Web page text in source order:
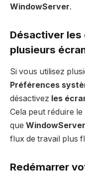
WindowServer.
Désactiver
plusieurs
Si vous utilisez
Préférences
désactivez les
Cela peut réduire le
que WindowServer
flux de travail plus
Redémarrer